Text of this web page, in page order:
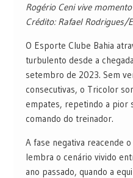
Rogério Ceni vive
Crédito: Rafael Rodrigues/
O Esporte Clube Bahia
turbulento desde a
setembro de 2023. Sem
consecutivas, o Tricolor
empates, repetindo a pior
comando do treinador.
A fase negativa reacende
lembra o cenário vivido
ano passado, quando a